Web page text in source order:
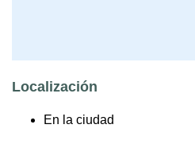
Localización
En la ciudad